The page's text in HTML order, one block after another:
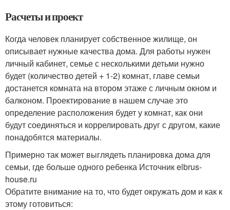
Расчеты и проект
Когда человек планирует собственное жилище, он
описывает нужные качества дома. Для работы нужен
личный кабинет, семье с несколькими детьми нужно
будет (количество детей + 1-2) комнат, главе семьи
достанется комната на втором этаже с личным окном и
балконом. Проектирование в нашем случае это
определение расположения будет у комнат, как они
будут соединяться и коррелировать друг с другом, какие
понадобятся материалы.
Примерно так может выглядеть планировка дома для
семьи, где больше одного ребенка Источник elbrus-
house.ru
Обратите внимание на то, что будет окружать дом и как к
этому готовиться: